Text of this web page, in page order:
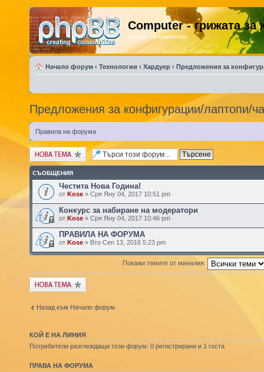
Computer - грижата
Форум за компютри
Начало форум ‹ Технологии ‹ Хардуер ‹ Предложения за
Предложения за конфигурации/лаптопи/
Правила на форума
Публикувай нова
тема
СЪОБЩЕНИЯ
Честита Нова Година!
от Kose» Сря Яну 04, 2017 10:51 pm
Конкурс за набиране на модератори
от Kose» Сря Яну 04, 2017 10:46 pm
ПРАВИЛА НА ФОРУМА
от Kose» Вто Сеп 13, 2016 5:23 pm
Покажи темите от миналия:
Публикувай нова
тема
Назад към Начало форум
КОЙ Е НА ЛИНИЯ
Потребители разглеждащи този форум: 0 регистрирани и 1 госта
ПРАВА НА ФОРУМА